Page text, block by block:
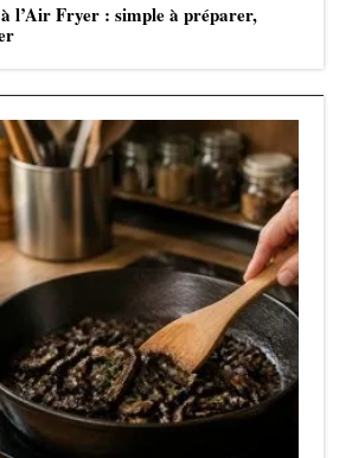
l’Air Fryer : simple à préparer,